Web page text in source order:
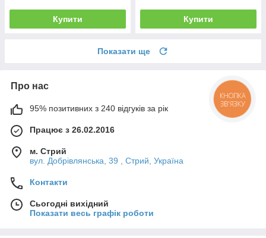
Купити Купити
Показати ще
Про нас
95% позитивних з 240 відгуків за рік
Працює з 26.02.2016
м. Стрий
вул. Добрівлянська, 39 , Стрий, Україна
Контакти
Сьогодні вихідний
Показати весь графік роботи
КНОПКА
ЗВ'ЯЗКУ